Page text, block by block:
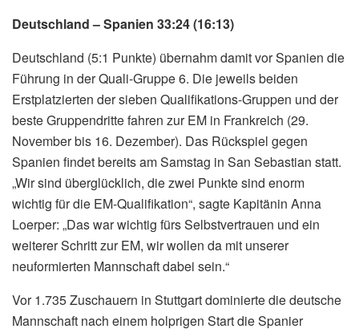
Deutschland – Spanien 33:24 (16:13)
Deutschland (5:1 Punkte) übernahm damit vor Spanien die
Führung in der Quali-Gruppe 6. Die jeweils beiden
Erstplatzierten der sieben Qualifikations-Gruppen und der
beste Gruppendritte fahren zur EM in Frankreich (29.
November bis 16. Dezember). Das Rückspiel gegen
Spanien findet bereits am Samstag in San Sebastian statt.
„Wir sind überglücklich, die zwei Punkte sind enorm
wichtig für die EM-Qualifikation“, sagte Kapitänin Anna
Loerper: „Das war wichtig fürs Selbstvertrauen und ein
weiterer Schritt zur EM, wir wollen da mit unserer
neuformierten Mannschaft dabei sein.“
Vor 1.735 Zuschauern in Stuttgart dominierte die deutsche
Mannschaft nach einem holprigen Start die Spanier